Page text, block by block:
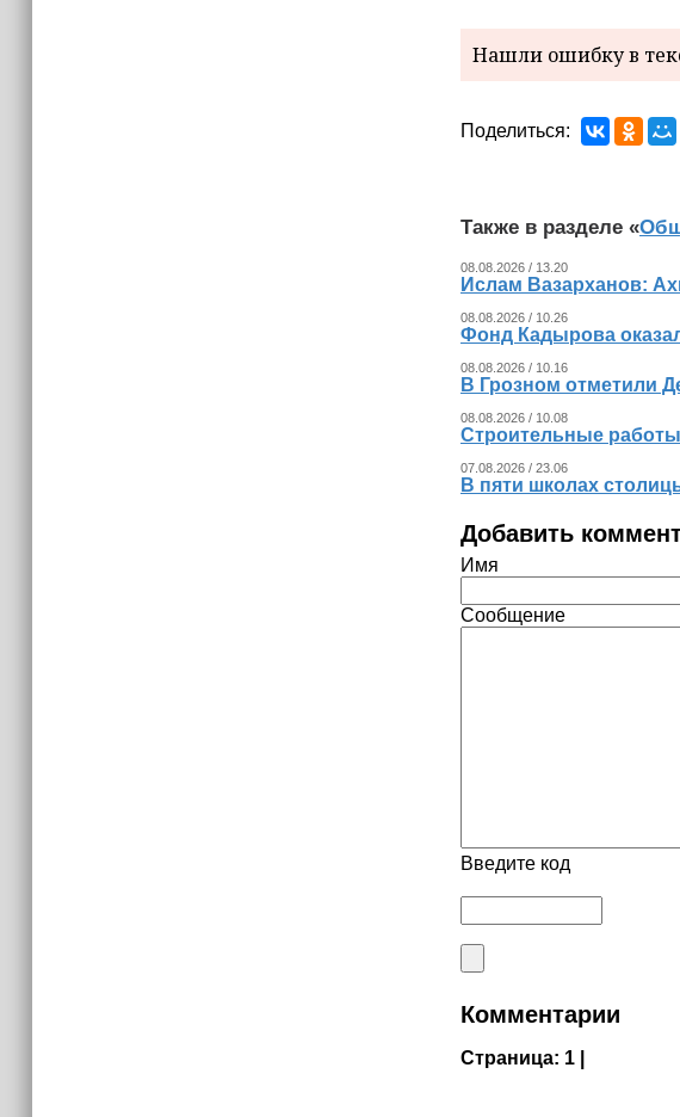
Нашли ошибку в
Поделиться:
Также в разделе «
08.08.2026 / 13.20
Ислам Вазарханов:
08.08.2026 / 10.26
Фонд Кадырова
08.08.2026 / 10.16
В Грозном отметили
08.08.2026 / 10.08
Строительные
07.08.2026 / 23.06
В пяти школах
Добавить
Имя
Сообщение
Введите код
Комментарии
Страница: 1 |